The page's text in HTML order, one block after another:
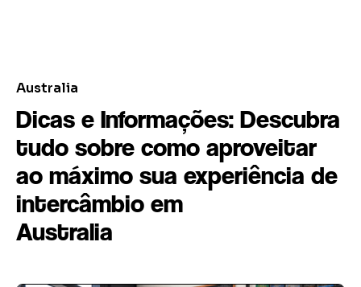
Australia
Dicas e Informações: Descubra
tudo sobre como aproveitar
ao máximo sua experiência de
intercâmbio em
Australia